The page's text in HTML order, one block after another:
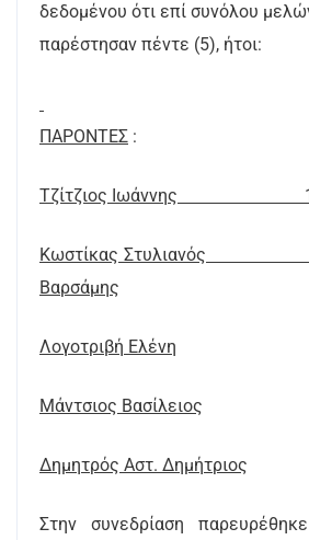
δεδομένου ότι επί συνόλου
παρέστησαν πέντε (5), ήτοι:
ΠΑΡΟΝΤΕΣ
Τζίτζιος Ιωάννης 1.
Κωστίκας Στυλιανός 2.
Βαρσάμης
Λογοτριβή Ελένη
Μάντσιος Βασίλειος
Δημητρός Αστ. Δημήτριος
Στην συνεδρίαση